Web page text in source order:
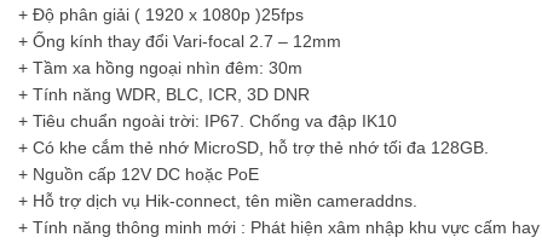
+ Độ phân giải ( 1920 x 1080p )25fps
+ Ống kính thay đổi Vari-focal 2.7 – 12mm
+ Tầm xa hồng ngoại nhìn đêm: 30m
+ Tính năng WDR, BLC, ICR, 3D DNR
+ Tiêu chuẩn ngoài trời: IP67. Chống va đập IK10
+ Có khe cắm thẻ nhớ MicroSD, hỗ trợ thẻ nhớ tối đa 128GB.
+ Nguồn cấp 12V DC hoặc PoE
+ Hỗ trợ dịch vụ Hik-connect, tên miền cameraddns.
+ Tính năng thông minh mới : Phát hiện xâm nhập khu vực cấm hay